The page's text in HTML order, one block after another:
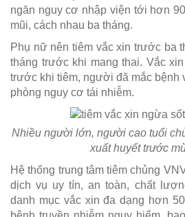
ngăn nguy cơ nhập viện tới hơn
mũi, cách nhau ba tháng.
Phụ nữ nên tiêm vắc xin trước ba
tháng trước khi mang thai. Vắc
trước khi tiêm, người đã mắc bệnh
phòng nguy cơ tái nhiễm.
Nhiều người lớn, người cao tuổi
xuất huyết trước
Hệ thống trung tâm tiêm chủng
dịch vụ uy tín, an toàn, chất
danh mục vắc xin đa dạng hơn